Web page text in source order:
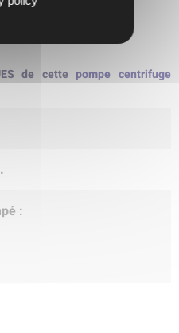
de cette pompe centrifuge
: